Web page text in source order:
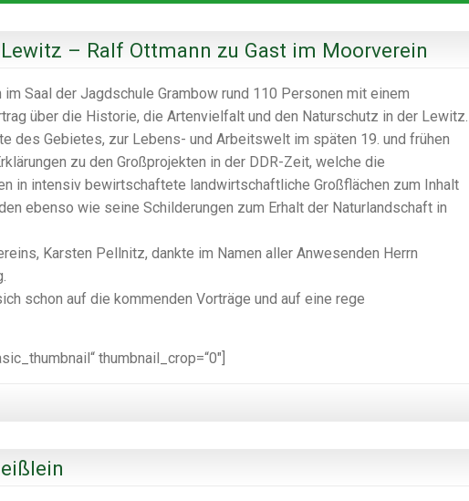
– Ralf Ottmann zu Gast im Moorverein
Saal der Jagdschule Grambow rund 110 Personen mit einem
über die Historie, die Artenvielfalt und den Naturschutz in der Lewitz.
des Gebietes, zur Lebens- und Arbeitswelt im späten 19. und frühen
zu den Großprojekten in der DDR-Zeit, welche die
in intensiv bewirtschaftete landwirtschaftliche Großflächen zum Inhalt
ebenso wie seine Schilderungen zum Erhalt der Naturlandschaft in
Karsten Pellnitz, dankte im Namen aller Anwesenden Herrn
schon auf die kommenden Vorträge und auf eine rege
thumbnail_crop=“0″]